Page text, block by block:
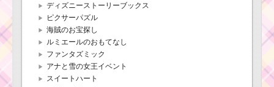
ディズニーストーリーブックス
ピクサーパズル
海賊のお宝探し
ルミエールのおもてなし
ファンタズミック
アナと雪の女王イベント
スイートハート